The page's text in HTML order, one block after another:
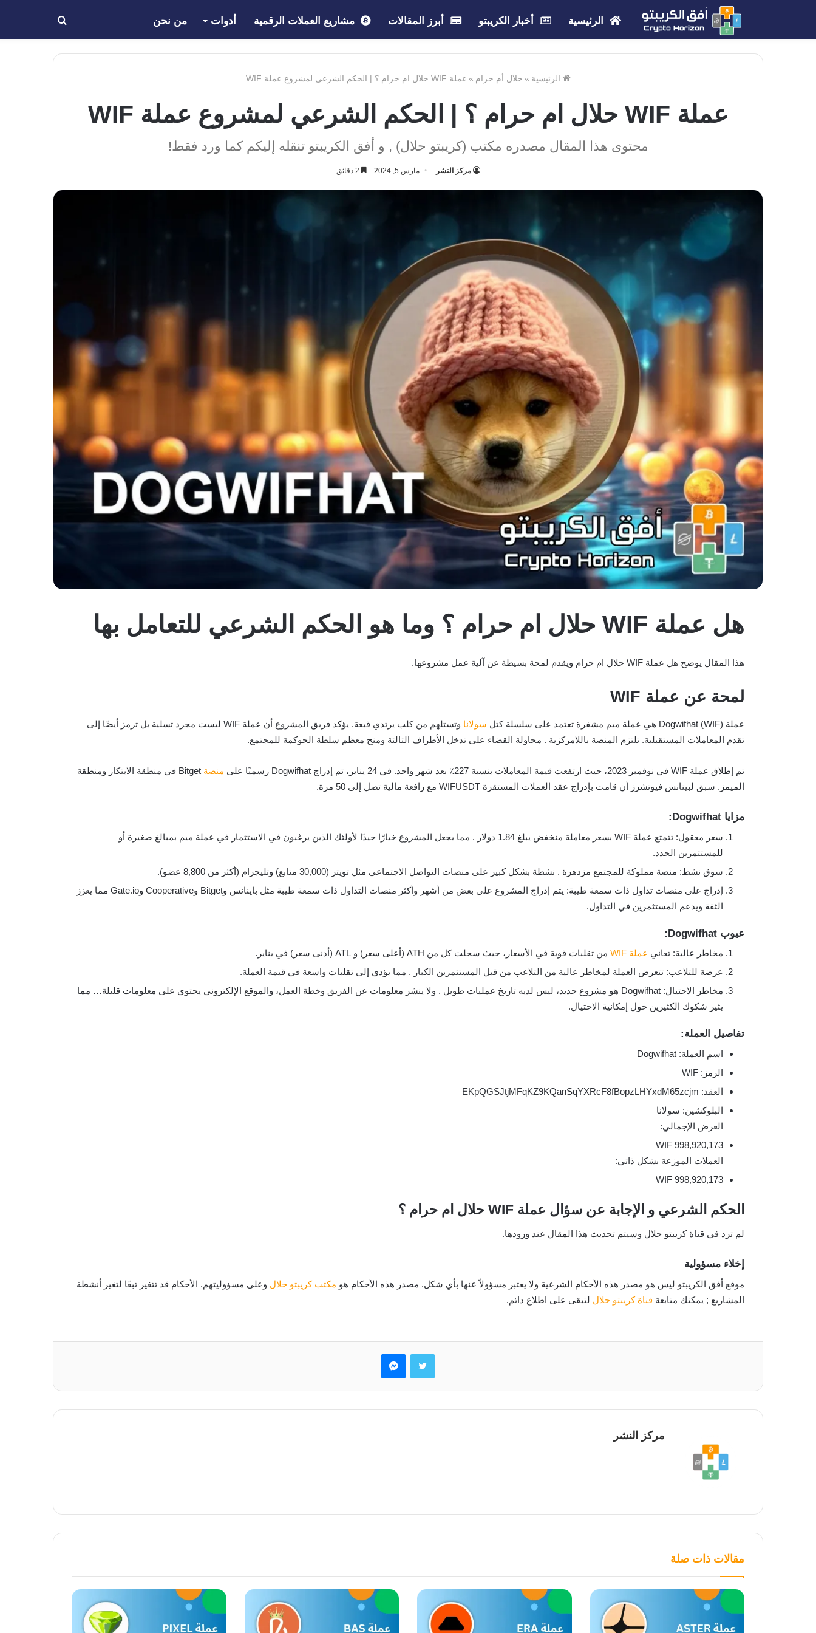
الرئيسية أخبار الكريبتو أبرز المقالات مشاريع العملات الرقمية أدوات من نحن بحث
عن
الرئيسية » حلال أم حرام » عملة WIF حلال ام حرام ؟ | الحكم الشرعي لمشروع عملة WIF
عملة WIF حلال ام حرام ؟ | الحكم الشرعي لمشروع عملة WIF
محتوى هذا المقال مصدره مكتب (كريبتو حلال) , و أفق الكريبتو تنقله إليكم كما ورد فقط!
مركز النشر مارس 5, 2024
هل عملة WIF حلال ام حرام ؟ وما هو الحكم الشرعي للتعامل بها
هذا المقال يوضح هل عملة WIF حلال ام حرام ويقدم لمحة بسيطة عن آلية عمل مشروعها.
لمحة عن عملة WIF
عملة Dogwifhat (WIF) هي عملة ميم مشفرة تعتمد على سلسلة كتل سولانا
وتستلهم من كلب يرتدي قبعة. يؤكد فريق المشروع أن عملة WIF ليست مجرد تسلية بل ترمز أيضًا إلى
تقدم المعاملات المستقبلية. تلتزم المنصة باللامركزية . محاولة القضاء على تدخل الأطراف الثالثة ومنح معظم سلطة الحوكمة للمجتمع.
تم إطلاق عملة WIF في نوفمبر 2023، حيث ارتفعت قيمة المعاملات بنسبة 227٪ بعد شهر واحد. في 24 يناير، تم إدراج Dogwifhat رسميًا على منصة
Bitget في منطقة الابتكار ومنطقة
الميمز. سبق لبينانس فيوتشرز أن قامت بإدراج عقد العملات المستقرة WIFUSDT مع رافعة مالية تصل إلى 50 مرة.
مزايا Dogwifhat:
سعر معقول: تتمتع عملة WIF بسعر معاملة منخفض يبلغ 1.84 دولار . مما يجعل المشروع خيارًا جيدًا لأولئك الذين يرغبون في الاستثمار في عملة ميم بمبالغ صغيرة أو
للمستثمرين الجدد.
سوق نشط: منصة مملوكة للمجتمع مزدهرة . نشطة بشكل كبير على منصات التواصل الاجتماعي مثل تويتر (30,000 متابع) وتليجرام (أكثر من 8,800 عضو).
إدراج على منصات تداول ذات سمعة طيبة: يتم إدراج المشروع على بعض من أشهر وأكثر منصات التداول ذات سمعة طيبة مثل باينانس وBitget وCooperative وGate.io مما يعزز
الثقة ويدعم المستثمرين في التداول.
عيوب Dogwifhat:
مخاطر عالية: تعاني عملة WIF
من تقلبات قوية في الأسعار، حيث سجلت كل من ATH (أعلى سعر) و ATL (أدنى سعر) في يناير.
عرضة للتلاعب: تتعرض العملة لمخاطر عالية من التلاعب من قبل المستثمرين الكبار . مما يؤدي إلى تقلبات واسعة في قيمة العملة.
مخاطر الاحتيال: Dogwifhat هو مشروع جديد، ليس لديه تاريخ عمليات طويل . ولا ينشر معلومات عن الفريق وخطة العمل، والموقع الإلكتروني يحتوي على معلومات قليلة… مما
يثير شكوك الكثيرين حول إمكانية الاحتيال.
تفاصيل العملة:
اسم العملة: Dogwifhat
الرمز: WIF
العقد: EKpQGSJtjMFqKZ9KQanSqYXRcF8fBopzLHYxdM65zcjm
البلوكشين: سولانا
العرض الإجمالي:
998,920,173 WIF
العملات الموزعة بشكل ذاتي:
998,920,173 WIF
الحكم الشرعي و الإجابة عن سؤال عملة WIF حلال ام حرام ؟
لم ترد في قناة كريبتو حلال وسيتم تحديث هذا المقال عند ورودها.
إخلاء مسؤولية
موقع أفق الكريبتو ليس هو مصدر هذه الأحكام الشرعية ولا يعتبر مسؤولاً عنها بأي شكل. مصدر هذه الأحكام هو مكتب كريبتو حلال وعلى مسؤوليتهم. الأحكام قد تتغير تبعًا لتغير أنشطة
المشاريع ; يمكنك متابعة قناة كريبتو حلال لتبقى على اطلاع دائم.
تويتر ماسنجر
مركز النشر
مقالات ذات صلة